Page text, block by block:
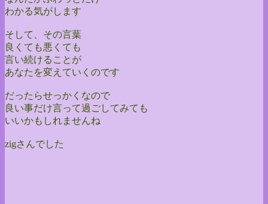
わかる気がします
そして、その言葉
良くても悪くても
言い続けることが
あなたを変えていくのです
だったらせっかくなので
良い事だけ言って過ごしてみても
いいかもしれませんね
zigさんでした